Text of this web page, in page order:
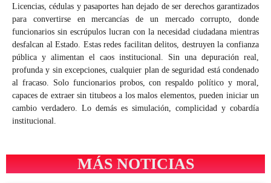
Licencias, cédulas y pasaportes han dejado de ser derechos garantizados
para convertirse en mercancías de un mercado corrupto, donde
funcionarios sin escrúpulos lucran con la necesidad ciudadana mientras
desfalcan al Estado. Estas redes facilitan delitos, destruyen la confianza
pública y alimentan el caos institucional. Sin una depuración real,
profunda y sin excepciones, cualquier plan de seguridad está condenado
al fracaso. Solo funcionarios probos, con respaldo político y moral,
capaces de extraer sin titubeos a los malos elementos, pueden iniciar un
cambio verdadero. Lo demás es simulación, complicidad y cobardía
institucional.
MÁS NOTICIAS